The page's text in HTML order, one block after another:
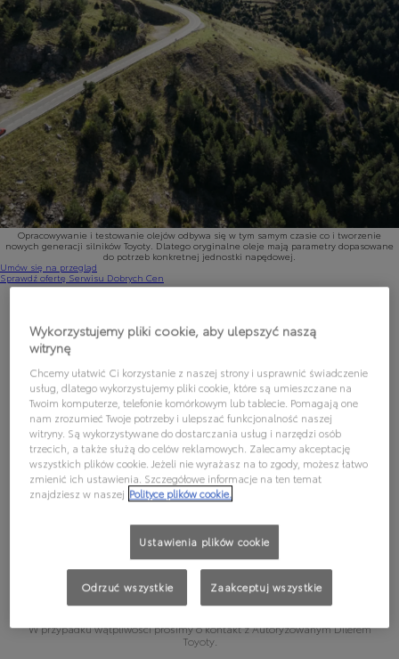
Opracowywanie i testowanie olejów odbywa się w tym samym czasie co i tworzenie
nowych generacji silników Toyoty. Dlatego oryginalne oleje mają parametry dopasowane
do potrzeb konkretnej jednostki napędowej.
Umów się na przegląd
Sprawdź ofertę Serwisu Dobrych Cen
WYBIERZ MODEL, ABY
SPRAWDZIĆ, JAKI OLEJ
REKOMENDUJEMY:
Wybierz model
Wybierz wersję
Podane informacje mają charakter poglądowy. Wybierając olej silnikowy,
zgodnie z którymi dla wybranego pojazdu może być dopuszczalne
stosowanie innego oleju silnikowego niż olej podany jako „Rekomendacja
W przypadku wątpliwości prosimy o kontakt z Autoryzowanym Dilerem
Toyoty.
Wykorzystujemy pliki cookie, aby ulepszyć naszą
witrynę
Chcemy ułatwić Ci korzystanie z naszej strony i usprawnić świadczenie
usług, dlatego wykorzystujemy pliki cookie, które są umieszczane na
Twoim komputerze, telefonie komórkowym lub tablecie. Pomagają one
nam zrozumieć Twoje potrzeby i ulepszać funkcjonalność naszej
witryny. Są wykorzystywane do dostarczania usług i narzędzi osób
trzecich, a także służą do celów reklamowych. Zalecamy akceptację
wszystkich plików cookie. Jeżeli nie wyrażasz na to zgody, możesz łatwo
zmienić ich ustawienia. Szczegółowe informacje na ten temat
znajdziesz w naszej Polityce plików cookie.
Ustawienia plików cookie
Odrzuć wszystkie Zaakceptuj wszystkie